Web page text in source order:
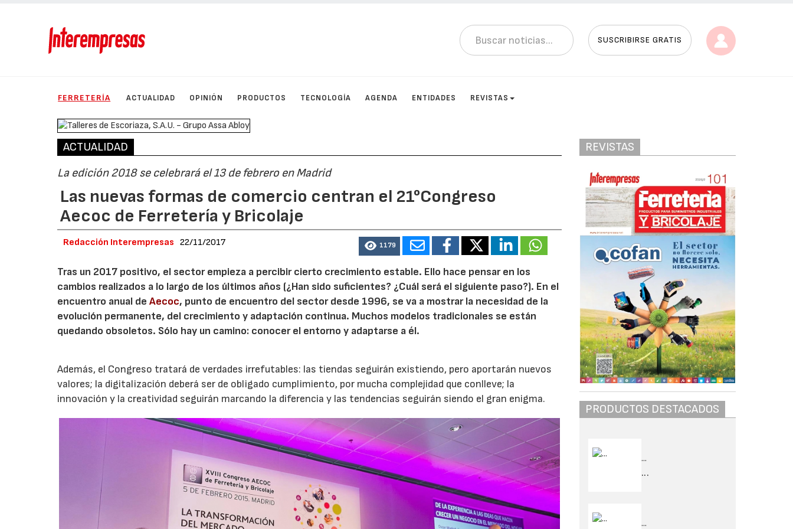
SUSCRIBIRSE GRATIS
FERRETERÍA ACTUALIDAD OPINIÓN PRODUCTOS TECNOLOGÍA AGENDA ENTIDADES REVISTAS
ACTUALIDAD
La edición 2018 se celebrará el 13 de febrero en Madrid
Las nuevas formas de comercio centran el 21°Congreso
Aecoc de Ferretería y Bricolaje
Redacción Interempresas 22/11/2017 1179
Tras un 2017 positivo, el sector empieza a percibir cierto crecimiento estable. Ello hace pensar en los
cambios realizados a lo largo de los últimos años (¿Han sido suficientes? ¿Cuál será el siguiente paso?). En el
encuentro anual deAecoc, punto de encuentro del sector desde 1996, se va a mostrar la necesidad de la
evolución permanente, del crecimiento y adaptación continua. Muchos modelos tradicionales se están
quedando obsoletos. Sólo hay un camino: conocer el entorno y adaptarse a él.
Además, el Congreso tratará de verdades irrefutables: las tiendas seguirán existiendo, pero aportarán nuevos
valores; la digitalización deberá ser de obligado cumplimiento, por mucha complejidad que conlleve; la
innovación y la creatividad seguirán marcando la diferencia y las tendencias seguirán siendo el gran enigma.
REVISTAS
PRODUCTOS DESTACADOS
...
...
...